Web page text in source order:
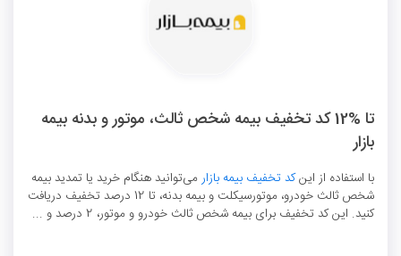
تا %12 کد تخفیف بیمه شخص ثالث، موتور و بدنه بیمه
بازار
با استفاده از اینکد تخفیف بیمه بازار می‌توانید هنگام خرید یا تمدید بیمه
شخص ثالث خودرو، موتورسیکلت و بیمه بدنه، تا 12 درصد تخفیف دریافت
کنید. این کد تخفیف برای بیمه شخص ثالث خودرو و موتور، 2 درصد و ...